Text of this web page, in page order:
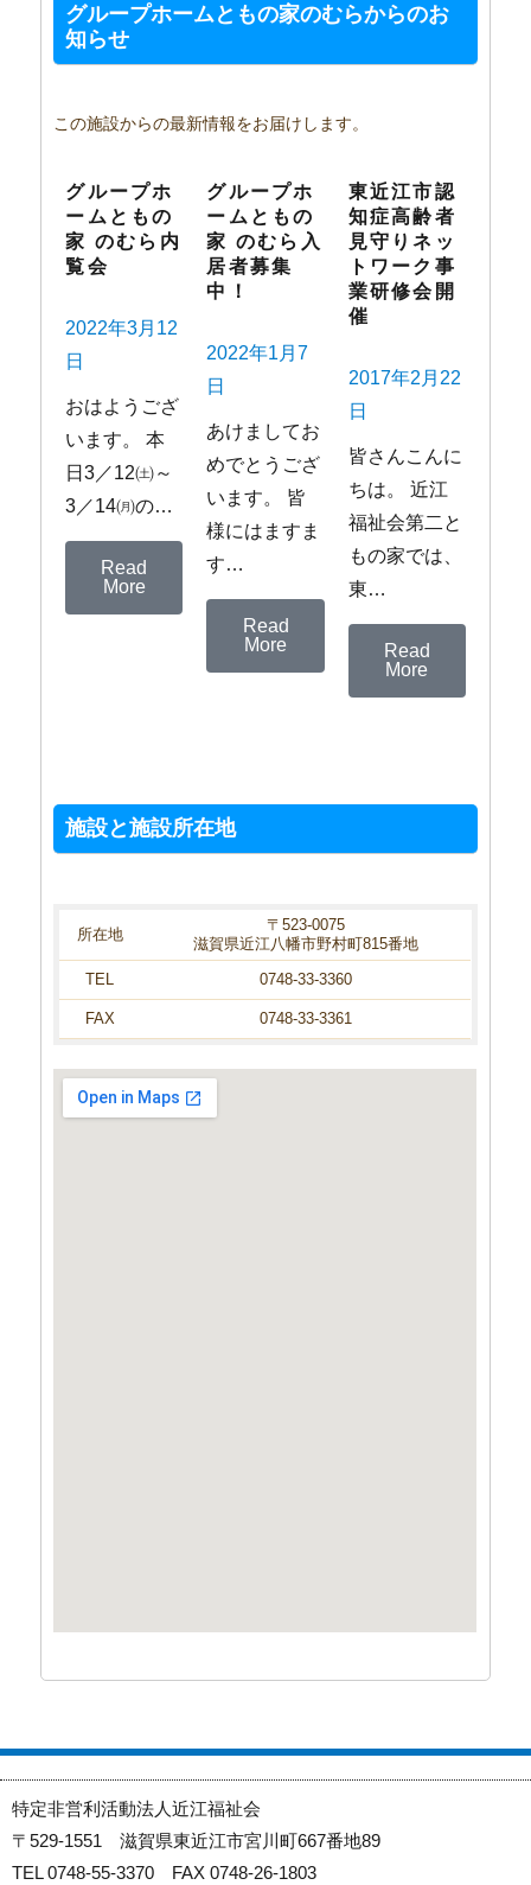
グループホームともの家のむらからのお
知らせ
この施設からの最新情報をお届けします。
グループホ
ームともの
家 のむら内
覧会
2022年3月12
日
おはようござ
います。 本
日3／12㈯～
3／14㈪の…
Read
More
グループホ
ームともの
家 のむら入
居者募集
中！
2022年1月7
日
あけましてお
めでとうござ
います。 皆
様にはますま
す…
Read
More
東近江市認
知症高齢者
見守りネッ
トワーク事
業研修会開
催
2017年2月22
日
皆さんこんに
ちは。 近江
福祉会第二と
もの家では、
東…
Read
More
施設と施設所在地
所在地
〒523-0075
滋賀県近江八幡市野村町815番地
TEL
0748-33-3360
FAX 0748-33-3361
特定非営利活動法人近江福祉会
〒529-1551 滋賀県東近江市宮川町667番地89
TEL 0748-55-3370 FAX 0748-26-1803